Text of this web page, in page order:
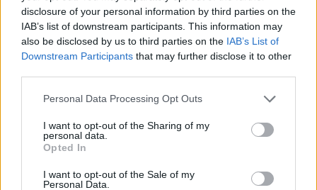
disclosure of your personal information by third parties on the
IAB’s list of downstream participants. This information may
also be disclosed by us to third parties on the IAB’s List of
Downstream Participants that may further disclose it to other
Please note that this website/app uses one or more Google
not limited to your visit or usage behaviour. You may click to
grant or deny consent to Google and its third-party tags to
use your data for below specified purposes in below Google
consent section.
Personal Data Processing Opt Outs
I want to opt-out of the Sharing of my
personal data.
Opted In
I want to opt-out of the Sale of my
Personal Data.
Top-picksγια το 2026
Με κριτήρια τα ισχυρά θεμελιώδη μεγέθη, την
ορατότητα σε επίπεδο ανάπτυξης, τους
ισχυρούς ισολογισμούς και τις ελκυστικές
αποτιμήσεις, οι κορυφαίες επιλογές της
NBG
Securities για το 2026 είναι οι Metlen
Motor
, ως επιλογές αξίας με ισχυρούς ισολογισμούς
και καλή μερισματική απόδοση, που προσφέρουν
παράλληλα έκθεση στο θέμα της ενεργειακής